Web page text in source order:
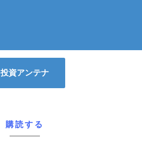
投資アンテナ
購読する